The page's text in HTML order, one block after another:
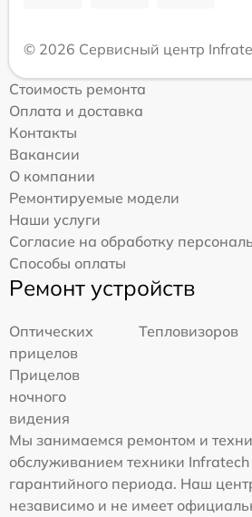
© 2026 Сервисный центр
Стоимость ремонта
Оплата и доставка
Контакты
Вакансии
О компании
Ремонтируемые модели
Наши услуги
Согласие на обработку
Способы оплаты
Ремонт устройств
Оптических
прицелов
Тепловизоров
Прицелов
ночного
видения
Мы занимаемся ремонтом и
обслуживанием техники Infratech
гарантийного периода. Наш
независимо и не имеет